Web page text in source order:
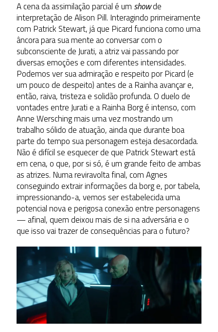
A cena da assimilação parcial é um showde
interpretação de Alison Pill. Interagindo primeiramente
com Patrick Stewart, já que Picard funciona como uma
âncora para sua mente ao conversar com o
subconsciente de Jurati, a atriz vai passando por
diversas emoções e com diferentes intensidades.
Podemos ver sua admiração e respeito por Picard (e
um pouco de despeito) antes de a Rainha avançar e,
então, raiva, tristeza e solidão profunda. O duelo de
vontades entre Jurati e a Rainha Borg é intenso, com
Anne Wersching mais uma vez mostrando um
trabalho sólido de atuação, ainda que durante boa
parte do tempo sua personagem esteja desacordada.
Não é difícil se esquecer de que Patrick Stewart está
em cena, o que, por si só, é um grande feito de ambas
as atrizes. Numa reviravolta final, com Agnes
conseguindo extrair informações da borg e, por tabela,
impressionando-a, vemos ser estabelecida uma
potencial nova e perigosa conexão entre personagens
— afinal, quem deixou mais de si na adversária e o
que isso vai trazer de consequências para o futuro?